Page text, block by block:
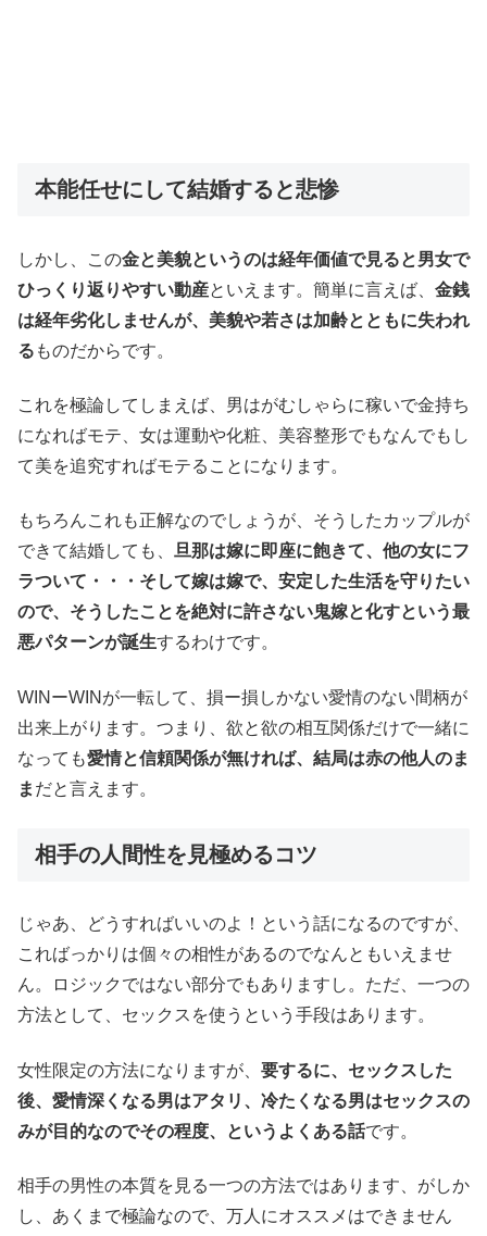
本能任せにして結婚すると悲惨
しかし、この金と美貌というのは経年価値で見ると男女で
ひっくり返りやすい動産といえます。簡単に言えば、 金銭
は経年劣化しませんが、美貌や若さは加齢とともに失われ
る ものだからです。
これを極論してしまえば、男はがむしゃらに稼いで金持ち
になればモテ、女は運動や化粧、美容整形でもなんでもし
て美を追究すればモテることになります。
もちろんこれも正解なのでしょうが、そうしたカップルが
できて結婚しても、 旦那は嫁に即座に飽きて、他の女にフ
ラついて・・・そして嫁は嫁で、安定した生活を守りたい
ので、そうしたことを絶対に許さない鬼嫁と化すという最
悪パターンが誕生するわけです。
WINーWINが一転して、損ー損しかない愛情のない間柄が
出来上がります。つまり、欲と欲の相互関係だけで一緒に
なっても愛情と信頼関係が無ければ、結局は赤の他人のま
ま だと言えます。
相手の人間性を見極めるコツ
じゃあ、どうすればいいのよ！という話になるのですが、
こればっかりは個々の相性があるのでなんともいえませ
ん。ロジックではない部分でもありますし。ただ、一つの
方法として、セックスを使うという手段はあります。
女性限定の方法になりますが、 要するに、セックスした
後、愛情深くなる男はアタリ、冷たくなる男はセックスの
みが目的なのでその程度、というよくある話です。
相手の男性の本質を見る一つの方法ではあります、がしか
し、あくまで極論なので、万人にオススメはできません